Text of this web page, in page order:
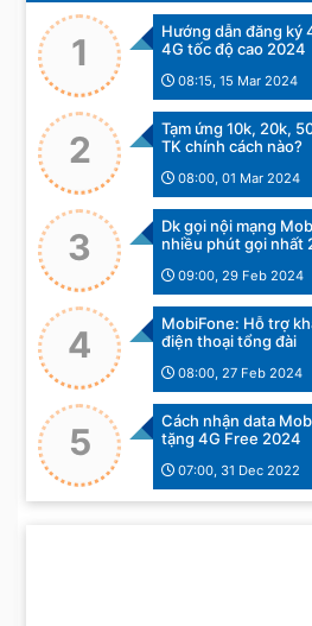
1
Hướng dẫn đăng ký
4G tốc độ cao 2024
08:15, 15 Mar 2024
2
Tạm ứng 10k, 20k,
TK chính cách nào?
08:00, 01 Mar 2024
3
Dk gọi nội mạng
nhiều phút gọi nhất
09:00, 29 Feb 2024
4
MobiFone: Hỗ trợ
điện thoại tổng đài
08:00, 27 Feb 2024
5
Cách nhận data
tặng 4G Free 2024
07:00, 31 Dec 2022